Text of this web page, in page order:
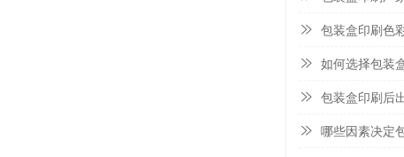
包装盒印刷色
如何选择包装
包装盒印刷后
哪些因素决定